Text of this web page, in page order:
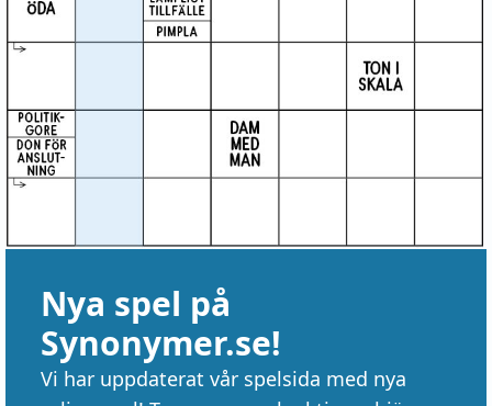
Nya spel på
Synonymer.se!
Vi har uppdaterat vår spelsida med nya